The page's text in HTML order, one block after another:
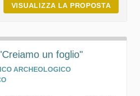
VISUALIZZA LA PROPOSTA
un foglio"
ARCHEOLOGICO